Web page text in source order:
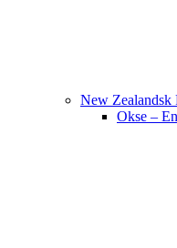
New Zealandsk
Okse –